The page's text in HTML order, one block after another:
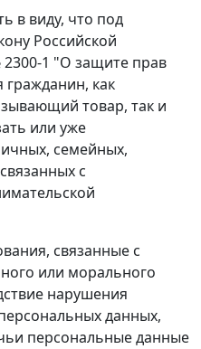
в виду, что под
Российской
1 "О защите прав
как
товар, так и
или уже
семейных,
с
связанные с
или морального
нарушения
данных,
персональные данные